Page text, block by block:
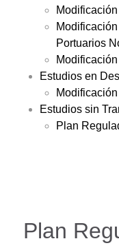
Portuarios
Estudios en
Estudios sin
Plan
Plan